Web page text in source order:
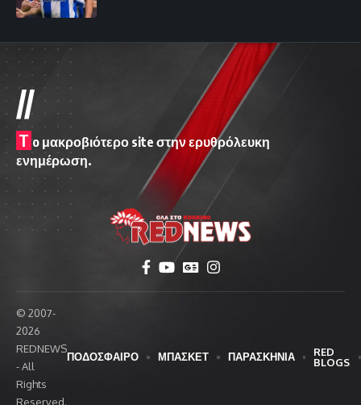
//
T o μακροβιότερο site στην ερυθρόλευκη
ενημέρωση.
© 2007-
2026
REDNEWS
- All
Rights
Reserved.
ΠΟΔΟΣΦΑΙΡΟ ΜΠΑΣΚΕΤ ΠΑΡΑΣΚΗΝΙΑ
RED
BLOGS